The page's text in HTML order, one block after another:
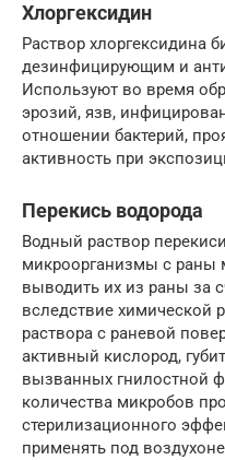
Хлоргексидин
Раствор хлоргексидина
дезинфицирующим и
Используют во время
эрозий, язв,
отношении бактерий,
активность при
Перекись водорода
Водный раствор
микроорганизмы с раны
выводить их из раны за
вследствие химической
раствора с раневой
активный кислород,
вызванных гнилостной
количества микробов
стерилизационного
применять под